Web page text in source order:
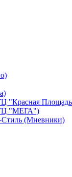
"Красная
ТЦ "МЕГА")
(Мневники)